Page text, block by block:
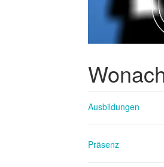
Ausbildungen
Präsenz